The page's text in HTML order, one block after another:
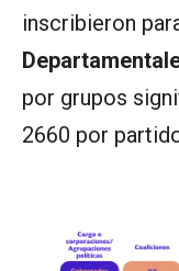
inscribieron
por grupos
2660 por